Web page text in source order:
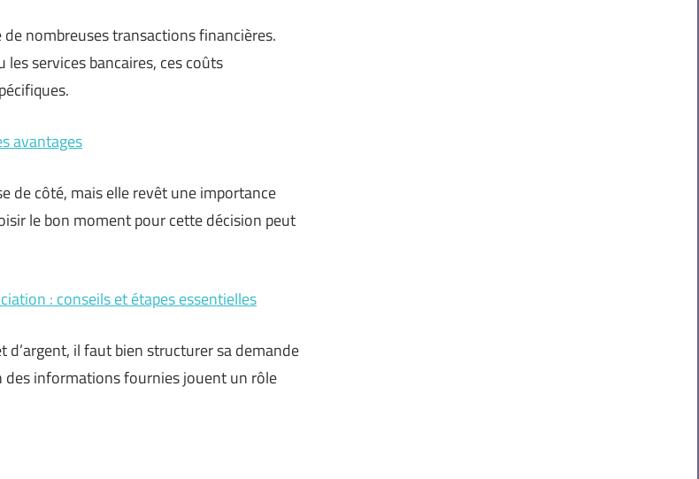
nombreuses transactions financières.
services bancaires, ces coûts
avantages
de côté, mais elle revêt une importance
le bon moment pour cette décision peut
: conseils et étapes essentielles
d’argent, il faut bien structurer sa demande
des informations fournies jouent un rôle